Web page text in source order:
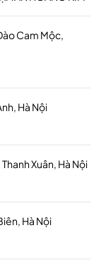
Cam Mộc,
Hà Nội
Xuân, Hà Nội
Hà Nội